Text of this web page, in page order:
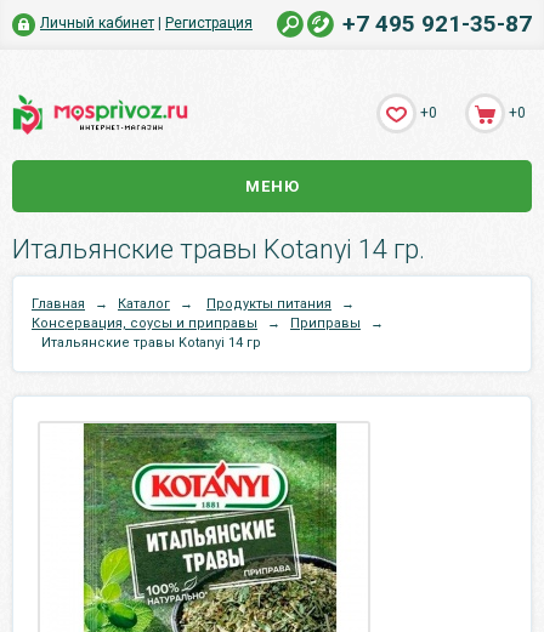
Личный кабинет Регистрация +7 495 921-35-87
+0 +0
МЕНЮ
Итальянские травы Kotanyi 14 гр.
Главная → Каталог → Продукты питания
→
Консервация, соусы и приправы
→ Приправы
→
Итальянские травы Kotanyi 14 гр